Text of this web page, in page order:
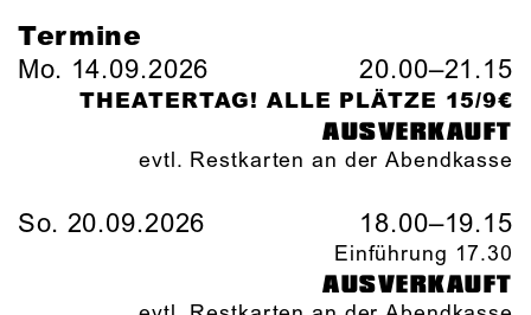
Termine
Mo. 14.09.2026 20.00–21.15
THEATERTAG! ALLE PLÄTZE 15/9€
AUSVERKAUFT
evtl. Restkarten an der Abendkasse
So. 20.09.2026 18.00–19.15
Einführung 17.30
AUSVERKAUFT